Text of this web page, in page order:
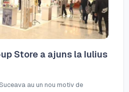
Store a ajuns la Iulius
au un nou motiv de